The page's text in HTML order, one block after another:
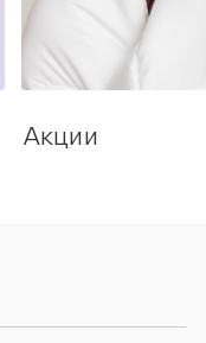
Акции